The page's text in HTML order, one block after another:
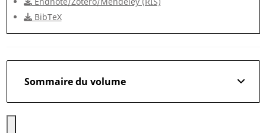
BibTeX
Sommaire du volume